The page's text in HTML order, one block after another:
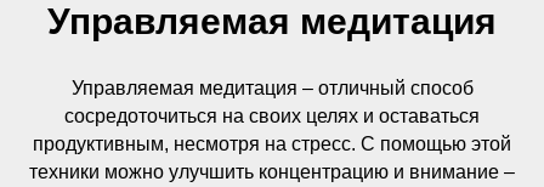
Управляемая медитация
Управляемая медитация – отличный способ
сосредоточиться на своих целях и оставаться
продуктивным, несмотря на стресс. С помощью этой
техники можно улучшить концентрацию и внимание –